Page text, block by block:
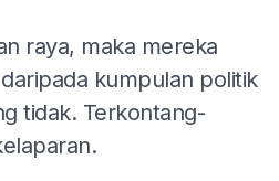
raya, maka mereka
kumpulan politik
tidak. Terkontang-